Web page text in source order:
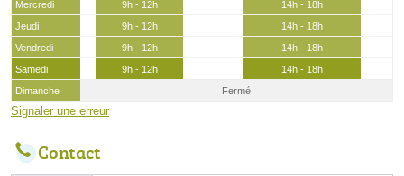
Mercredi
9h - 12h
14h - 18h
Jeudi
9h - 12h
14h - 18h
Vendredi
9h - 12h
14h - 18h
Samedi
9h - 12h
14h - 18h
Dimanche
Fermé
Signaler une erreur
Contact